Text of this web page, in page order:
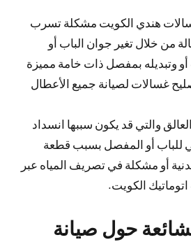
هندي الكويت مشكلة تسرب
من خلال تغير جوان الباب أو
وتبديله بمفصل ذات خامة مميزة
غسالات لصيانة جميع الأعطال
والتي قد يكون سببها انسداد
للباب أو المفصل بسبب قطعة
أو مشكلة في تصريف المياه عبر
الكويت.
حول صيانة